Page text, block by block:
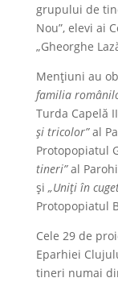
grupului de
Nou”, elevi ai
„Gheorghe
Mențiuni au
familia
Turda Capelă
și tricolor”al
Protopopiatul
tineri”al
și „Uniți în
Protopopiatul
Cele 29 de
Eparhiei
tineri numai